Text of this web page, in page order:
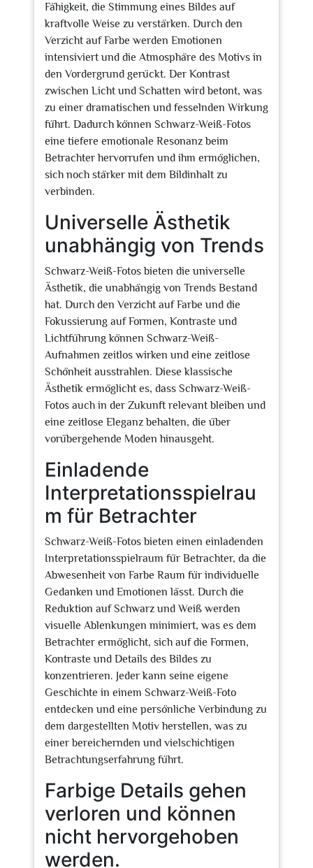
Fähigkeit, die Stimmung eines Bildes auf
kraftvolle Weise zu verstärken. Durch den
Verzicht auf Farbe werden Emotionen
intensiviert und die Atmosphäre des Motivs in
den Vordergrund gerückt. Der Kontrast
zwischen Licht und Schatten wird betont, was
zu einer dramatischen und fesselnden Wirkung
führt. Dadurch können Schwarz-Weiß-Fotos
eine tiefere emotionale Resonanz beim
Betrachter hervorrufen und ihm ermöglichen,
sich noch stärker mit dem Bildinhalt zu
verbinden.
Universelle Ästhetik
unabhängig von Trends
Schwarz-Weiß-Fotos bieten die universelle
Ästhetik, die unabhängig von Trends Bestand
hat. Durch den Verzicht auf Farbe und die
Fokussierung auf Formen, Kontraste und
Lichtführung können Schwarz-Weiß-
Aufnahmen zeitlos wirken und eine zeitlose
Schönheit ausstrahlen. Diese klassische
Ästhetik ermöglicht es, dass Schwarz-Weiß-
Fotos auch in der Zukunft relevant bleiben und
eine zeitlose Eleganz behalten, die über
vorübergehende Moden hinausgeht.
Einladende
Interpretationsspielrau
m für Betrachter
Schwarz-Weiß-Fotos bieten einen einladenden
Interpretationsspielraum für Betrachter, da die
Abwesenheit von Farbe Raum für individuelle
Gedanken und Emotionen lässt. Durch die
Reduktion auf Schwarz und Weiß werden
visuelle Ablenkungen minimiert, was es dem
Betrachter ermöglicht, sich auf die Formen,
Kontraste und Details des Bildes zu
konzentrieren. Jeder kann seine eigene
Geschichte in einem Schwarz-Weiß-Foto
entdecken und eine persönliche Verbindung zu
dem dargestellten Motiv herstellen, was zu
einer bereichernden und vielschichtigen
Betrachtungserfahrung führt.
Farbige Details gehen
verloren und können
nicht hervorgehoben
werden.